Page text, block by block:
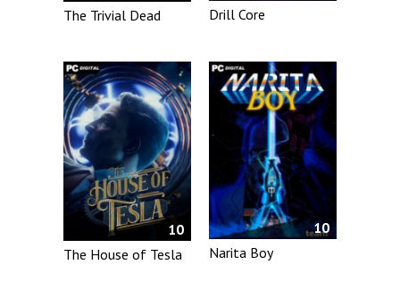
The Trivial Dead
Drill Core
10
The House of Tesla
10
Narita Boy